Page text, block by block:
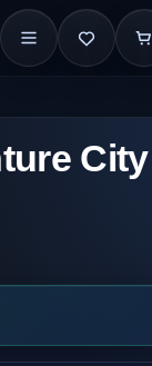
City